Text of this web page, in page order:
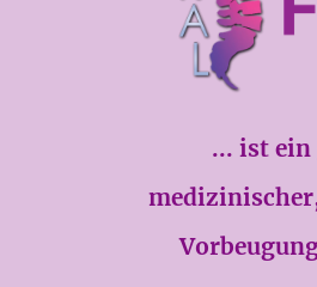
... ist